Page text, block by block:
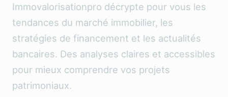
Immovalorisationpro décrypte pour vous les
tendances du marché immobilier, les
stratégies de financement et les actualités
bancaires. Des analyses claires et accessibles
pour mieux comprendre vos projets
patrimoniaux.